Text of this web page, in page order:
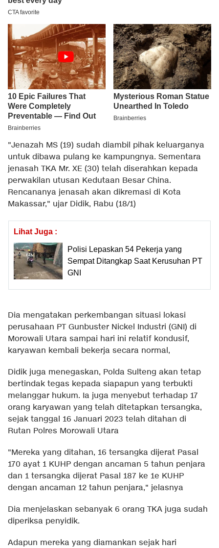
"Jenazah MS (19) sudah diambil pihak keluarganya
untuk dibawa pulang ke kampungnya. Sementara
jenasah TKA Mr. XE (30) telah diserahkan kepada
perwakilan utusan Kedutaan Besar China.
Rencananya jenasah akan dikremasi di Kota
Makassar," ujar Didik, Rabu (18/1)
Lihat Juga :
Polisi Lepaskan 54 Pekerja yang
Sempat Ditangkap Saat Kerusuhan PT
GNI
Dia mengatakan perkembangan situasi lokasi
perusahaan PT Gunbuster Nickel Industri (GNI) di
Morowali Utara sampai hari ini relatif kondusif,
karyawan kembali bekerja secara normal,
Didik juga menegaskan, Polda Sulteng akan tetap
bertindak tegas kepada siapapun yang terbukti
melanggar hukum. Ia juga menyebut terhadap 17
orang karyawan yang telah ditetapkan tersangka,
sejak tanggal 16 Januari 2023 telah ditahan di
Rutan Polres Morowali Utara
"Mereka yang ditahan, 16 tersangka dijerat Pasal
170 ayat 1 KUHP dengan ancaman 5 tahun penjara
dan 1 tersangka dijerat Pasal 187 ke 1e KUHP
dengan ancaman 12 tahun penjara," jelasnya
Dia menjelaskan sebanyak 6 orang TKA juga sudah
diperiksa penyidik.
Adapun mereka yang diamankan sejak hari